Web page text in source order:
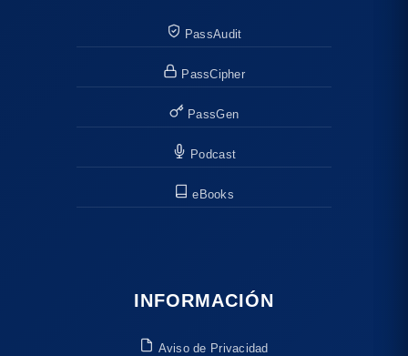
PassAudit
PassCipher
PassGen
Podcast
eBooks
INFORMACIÓN
Aviso de Privacidad